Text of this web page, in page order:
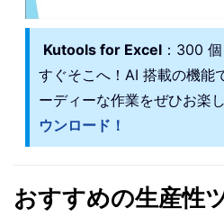
Kutools for Excel ：300
すぐそこへ！AI 搭載の機能
ーディーな作業をぜひお楽
ウンロード！
おすすめの生産性